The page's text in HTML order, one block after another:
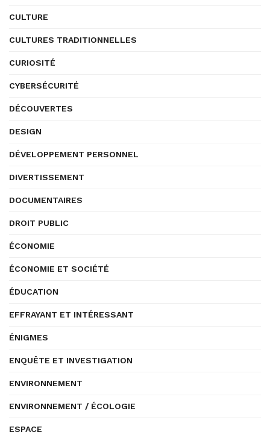
CULTURE
CULTURES TRADITIONNELLES
CURIOSITÉ
CYBERSÉCURITÉ
DÉCOUVERTES
DESIGN
DÉVELOPPEMENT PERSONNEL
DIVERTISSEMENT
DOCUMENTAIRES
DROIT PUBLIC
ÉCONOMIE
ÉCONOMIE ET SOCIÉTÉ
ÉDUCATION
EFFRAYANT ET INTÉRESSANT
ÉNIGMES
ENQUÊTE ET INVESTIGATION
ENVIRONNEMENT
ENVIRONNEMENT / ÉCOLOGIE
ESPACE